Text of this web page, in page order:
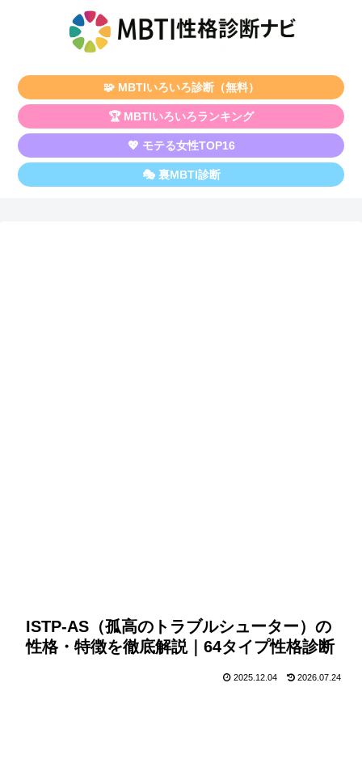
🧩 MBTIいろいろ診断（無料）
🏆 MBTIいろいろランキング
💖 モテる女性TOP16
🎭 裏MBTI診断
ISTP-AS（孤高のトラブルシューター）の
性格・特徴を徹底解説｜64タイプ性格診断
2025.12.04 2026.07.24